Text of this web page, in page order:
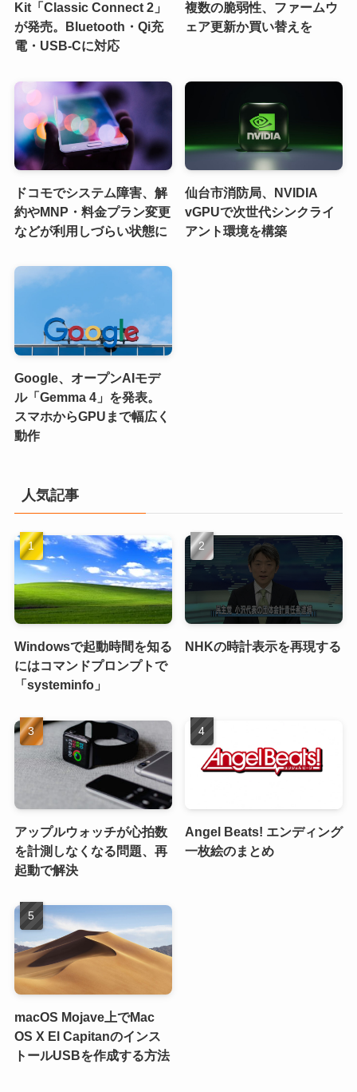
Kit「Classic Connect 2」
が発売。Bluetooth・Qi充
電・USB-Cに対応
複数の脆弱性、ファームウ
ェア更新か買い替えを
ドコモでシステム障害、解
約やMNP・料金プラン変更
などが利用しづらい状態に
仙台市消防局、NVIDIA
vGPUで次世代シンクライ
アント環境を構築
Google、オープンAIモデ
ル「Gemma 4」を発表。
スマホからGPUまで幅広く
動作
人気記事
Windowsで起動時間を知る
にはコマンドプロンプトで
「systeminfo」
NHKの時計表示を再現する
アップルウォッチが心拍数
を計測しなくなる問題、再
起動で解決
Angel Beats! エンディング
一枚絵のまとめ
macOS Mojave上でMac
OS X El Capitanのインス
トールUSBを作成する方法